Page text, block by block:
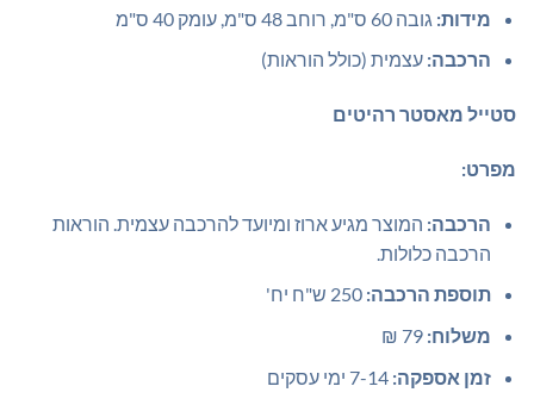
מידות: גובה 60 ס"מ, רוחב 48 ס"מ, עומק 40 ס"מ
הרכבה: עצמית (כולל הוראות)
סטייל מאסטר רהיטים
מפרט:
הרכבה: המוצר מגיע ארוז ומיועד להרכבה עצמית. הוראות
הרכבה כלולות.
תוספת הרכבה:
משלוח:
זמן אספקה: